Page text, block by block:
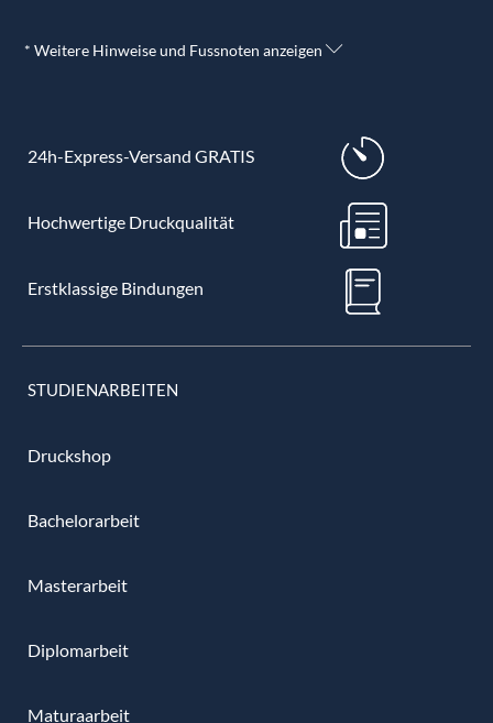
* Weitere Hinweise und Fussnoten anzeigen
24h-Express-Versand GRATIS
Hochwertige Druckqualität
Erstklassige Bindungen
STUDIENARBEITEN
Druckshop
Bachelorarbeit
Masterarbeit
Diplomarbeit
Maturaarbeit